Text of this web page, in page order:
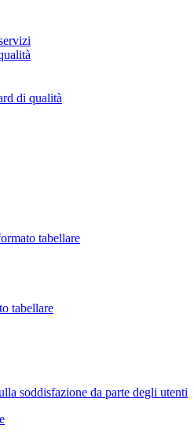
di qualità
tabellare
tabellare
soddisfazione da parte degli utenti